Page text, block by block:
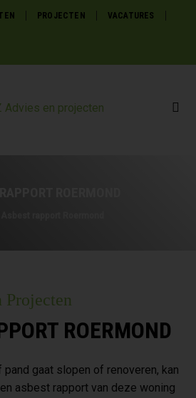
PROJECTEN VACATURES
ROERMOND
gaat slopen of renoveren, kan
asbest rapport van deze woning